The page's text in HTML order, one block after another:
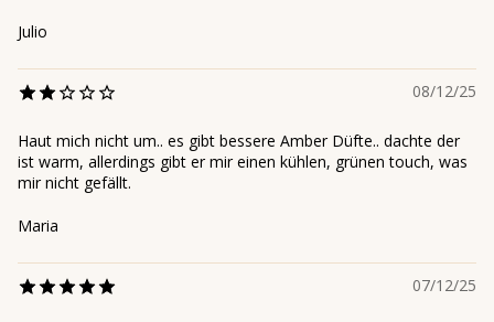
Julio
08/12/25
Haut mich nicht um.. es gibt bessere Amber Düfte.. dachte der
ist warm, allerdings gibt er mir einen kühlen, grünen touch, was
mir nicht gefällt.
Maria
07/12/25